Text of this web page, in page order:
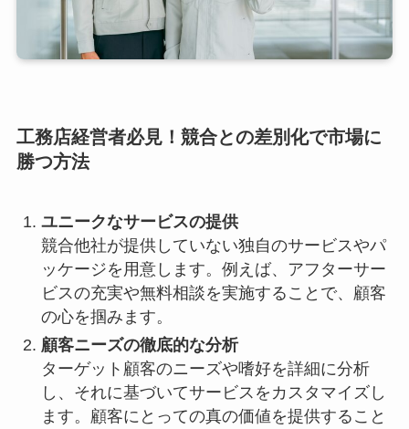
工務店経営者必見！競合との差別化で市場に
勝つ方法
ユニークなサービスの提供
競合他社が提供していない独自のサービスやパ
ッケージを用意します。例えば、アフターサー
ビスの充実や無料相談を実施することで、顧客
の心を掴みます。
顧客ニーズの徹底的な分析
ターゲット顧客のニーズや嗜好を詳細に分析
し、それに基づいてサービスをカスタマイズし
ます。顧客にとっての真の価値を提供すること